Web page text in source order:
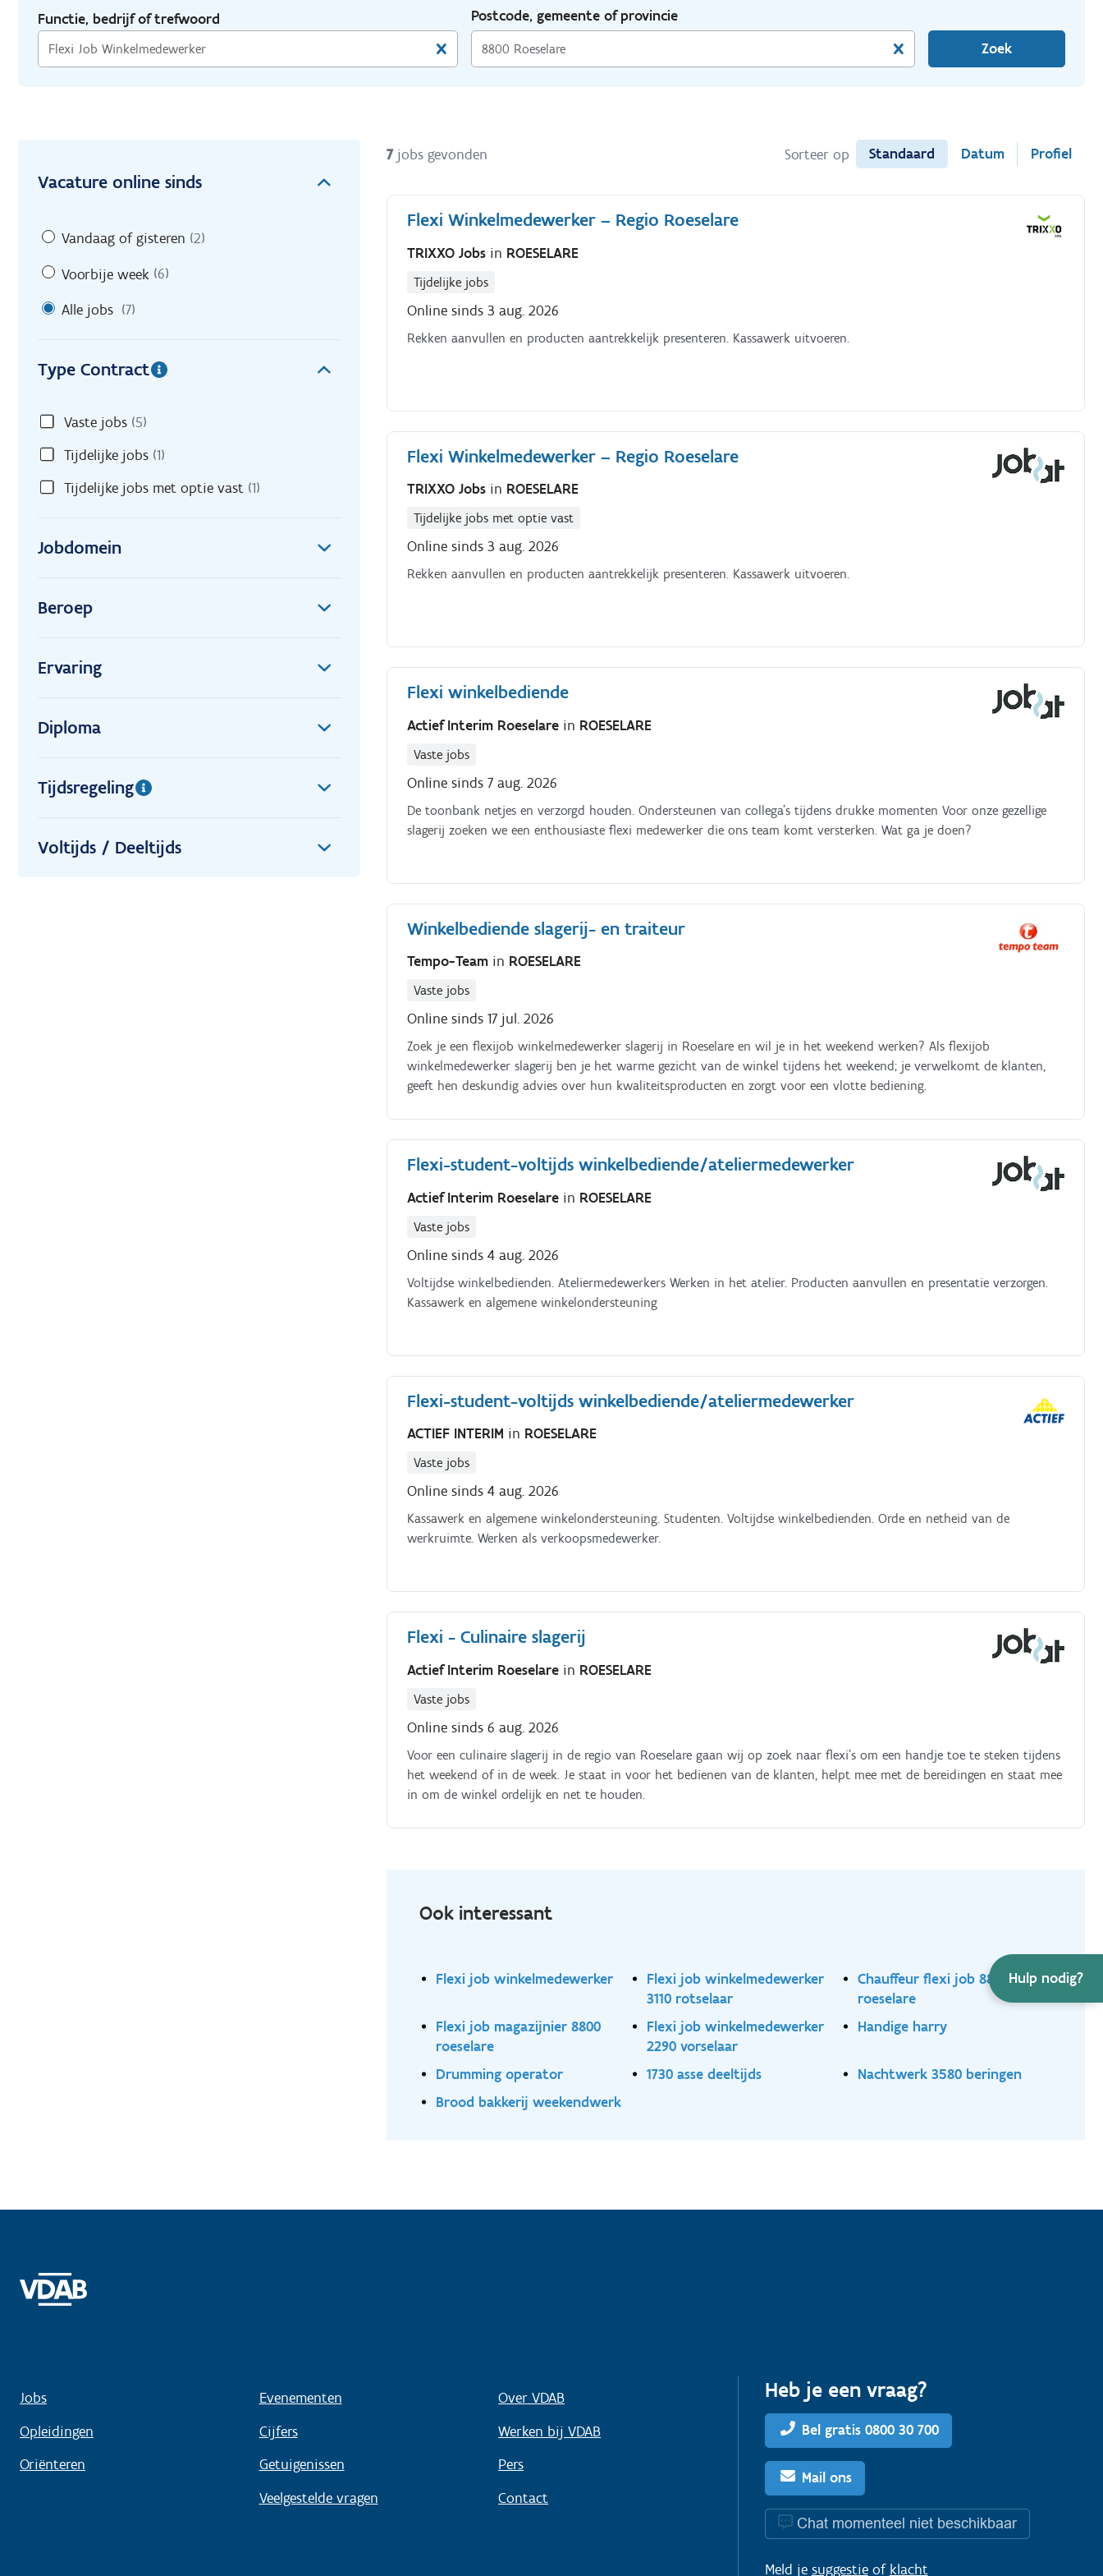
Hulp nodig?
Functie, bedrijf of trefwoord
Postcode, gemeente of provincie
Zoek
Vacature online sinds
Vandaag of gisteren (2)
Voorbije week (6)
Alle jobs (7)
Type Contract
Vaste jobs (5)
Tijdelijke jobs (1)
Tijdelijke jobs met optie vast (1)
Jobdomein
Beroep
Ervaring
Diploma
Tijdsregeling
Voltijds / Deeltijds
7 jobs gevonden Sorteer op Standaard Datum Profiel
Flexi Winkelmedewerker – Regio Roeselare
TRIXXO Jobs in ROESELARE
Tijdelijke jobs
Online sinds 3 aug. 2026
Rekken aanvullen en producten aantrekkelijk presenteren. Kassawerk uitvoeren.
Flexi Winkelmedewerker – Regio Roeselare
TRIXXO Jobs in ROESELARE
Tijdelijke jobs met optie vast
Online sinds 3 aug. 2026
Rekken aanvullen en producten aantrekkelijk presenteren. Kassawerk uitvoeren.
Flexi winkelbediende
Actief Interim Roeselare in ROESELARE
Vaste jobs
Online sinds 7 aug. 2026
De toonbank netjes en verzorgd houden. Ondersteunen van collega's tijdens drukke momenten Voor onze gezellige
slagerij zoeken we een enthousiaste flexi medewerker die ons team komt versterken. Wat ga je doen?
Winkelbediende slagerij- en traiteur
Tempo-Team in ROESELARE
Vaste jobs
Online sinds 17 jul. 2026
Zoek je een flexijob winkelmedewerker slagerij in Roeselare en wil je in het weekend werken? Als flexijob
winkelmedewerker slagerij ben je het warme gezicht van de winkel tijdens het weekend; je verwelkomt de klanten,
geeft hen deskundig advies over hun kwaliteitsproducten en zorgt voor een vlotte bediening.
Flexi-student-voltijds winkelbediende/ateliermedewerker
Actief Interim Roeselare in ROESELARE
Vaste jobs
Online sinds 4 aug. 2026
Voltijdse winkelbedienden. Ateliermedewerkers Werken in het atelier. Producten aanvullen en presentatie verzorgen.
Kassawerk en algemene winkelondersteuning
Flexi-student-voltijds winkelbediende/ateliermedewerker
ACTIEF INTERIM in ROESELARE
Vaste jobs
Online sinds 4 aug. 2026
Kassawerk en algemene winkelondersteuning. Studenten. Voltijdse winkelbedienden. Orde en netheid van de
werkruimte. Werken als verkoopsmedewerker.
Flexi - Culinaire slagerij
Actief Interim Roeselare in ROESELARE
Vaste jobs
Online sinds 6 aug. 2026
Voor een culinaire slagerij in de regio van Roeselare gaan wij op zoek naar flexi's om een handje toe te steken tijdens
het weekend of in de week. Je staat in voor het bedienen van de klanten, helpt mee met de bereidingen en staat mee
in om de winkel ordelijk en net te houden.
Ook interessant
Flexi job winkelmedewerker
Flexi job winkelmedewerker
3110 rotselaar
Chauffeur flexi job 8800
roeselare
Flexi job magazijnier 8800
roeselare
Flexi job winkelmedewerker
2290 vorselaar
Handige harry
Drumming operator 1730 asse deeltijds
Nachtwerk 3580 beringen
Brood bakkerij weekendwerk
Jobs
Opleidingen
Oriënteren
Evenementen
Cijfers
Getuigenissen
Veelgestelde vragen
Over VDAB
Werken bij VDAB
Pers
Contact
Heb je een vraag?
Bel gratis 0800 30 700
Mail ons
Chat momenteel niet beschikbaar
Meld je suggestieof klacht